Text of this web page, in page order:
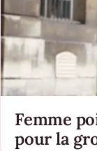
Femme
pour la